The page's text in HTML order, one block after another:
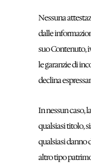
Nessuna
dalle
suo Contenuto,
le garanzie di
declina
In nessun caso,
qualsiasi titolo,
qualsiasi danno
altro tipo